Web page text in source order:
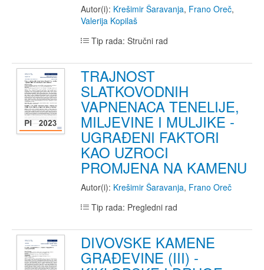
Autor(i): Krešimir Šaravanja, Frano Oreč,
Valerija Kopilaš
Tip rada: Stručni rad
TRAJNOST
SLATKOVODNIH
VAPNENACA TENELIJE,
MILJEVINE I MULJIKE -
UGRAĐENI FAKTORI
KAO UZROCI
PROMJENA NA KAMENU
Autor(i): Krešimir Šaravanja, Frano Oreč
Tip rada: Pregledni rad
DIVOVSKE KAMENE
GRAĐEVINE (III) -